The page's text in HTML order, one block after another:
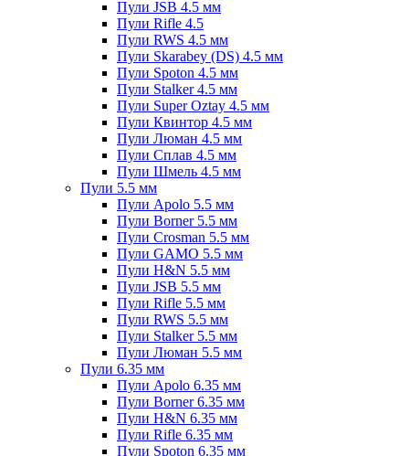
Пули JSB 4.5 мм
Пули Rifle 4.5
Пули RWS 4.5 мм
Пули Skarabey (DS) 4.5 мм
Пули Spoton 4.5 мм
Пули Stalker 4.5 мм
Пули Super Oztay 4.5 мм
Пули Квинтор 4.5 мм
Пули Люман 4.5 мм
Пули Сплав 4.5 мм
Пули Шмель 4.5 мм
Пули 5.5 мм
Пули Apolo 5.5 мм
Пули Borner 5.5 мм
Пули Crosman 5.5 мм
Пули GAMO 5.5 мм
Пули H&N 5.5 мм
Пули JSB 5.5 мм
Пули Rifle 5.5 мм
Пули RWS 5.5 мм
Пули Stalker 5.5 мм
Пули Люман 5.5 мм
Пули 6.35 мм
Пули Apolo 6.35 мм
Пули Borner 6.35 мм
Пули H&N 6.35 мм
Пули Rifle 6.35 мм
Пули Spoton 6.35 мм